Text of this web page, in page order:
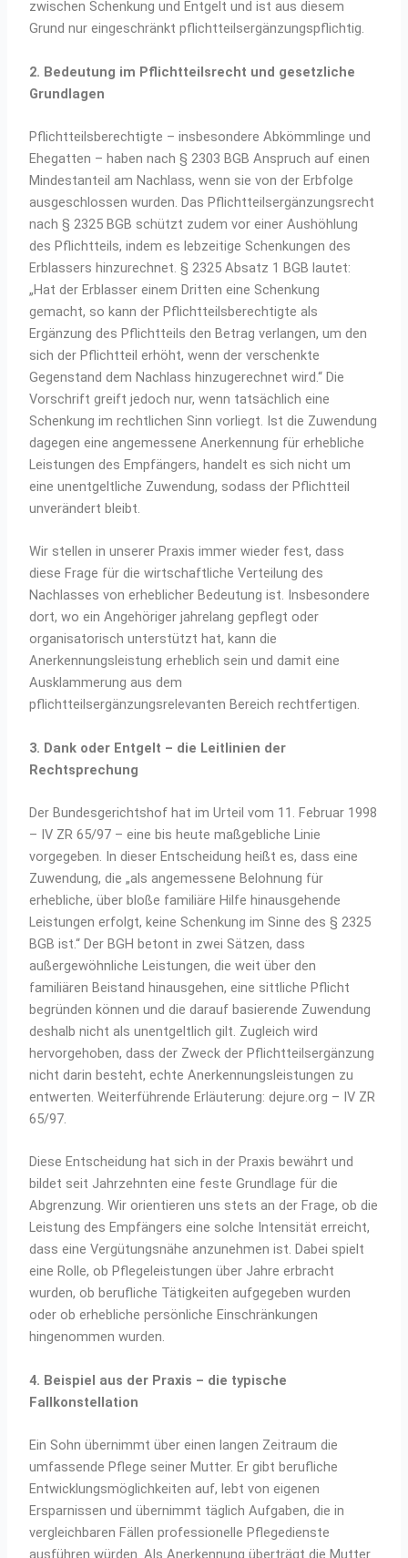
zwischen Schenkung und Entgelt und ist aus diesem
Grund nur eingeschränkt pflichtteilsergänzungspflichtig.
2. Bedeutung im Pflichtteilsrecht und gesetzliche
Grundlagen
Pflichtteilsberechtigte – insbesondere Abkömmlinge und
Ehegatten – haben nach § 2303 BGB Anspruch auf einen
Mindestanteil am Nachlass, wenn sie von der Erbfolge
ausgeschlossen wurden. Das Pflichtteilsergänzungsrecht
nach § 2325 BGB schützt zudem vor einer Aushöhlung
des Pflichtteils, indem es lebzeitige Schenkungen des
Erblassers hinzurechnet. § 2325 Absatz 1 BGB lautet:
„Hat der Erblasser einem Dritten eine Schenkung
gemacht, so kann der Pflichtteilsberechtigte als
Ergänzung des Pflichtteils den Betrag verlangen, um den
sich der Pflichtteil erhöht, wenn der verschenkte
Gegenstand dem Nachlass hinzugerechnet wird.“ Die
Vorschrift greift jedoch nur, wenn tatsächlich eine
Schenkung im rechtlichen Sinn vorliegt. Ist die Zuwendung
dagegen eine angemessene Anerkennung für erhebliche
Leistungen des Empfängers, handelt es sich nicht um
eine unentgeltliche Zuwendung, sodass der Pflichtteil
unverändert bleibt.
Wir stellen in unserer Praxis immer wieder fest, dass
diese Frage für die wirtschaftliche Verteilung des
Nachlasses von erheblicher Bedeutung ist. Insbesondere
dort, wo ein Angehöriger jahrelang gepflegt oder
organisatorisch unterstützt hat, kann die
Anerkennungsleistung erheblich sein und damit eine
Ausklammerung aus dem
pflichtteilsergänzungsrelevanten Bereich rechtfertigen.
3. Dank oder Entgelt – die Leitlinien der
Rechtsprechung
Der Bundesgerichtshof hat im Urteil vom 11. Februar 1998
– IV ZR 65/97 – eine bis heute maßgebliche Linie
vorgegeben. In dieser Entscheidung heißt es, dass eine
Zuwendung, die „als angemessene Belohnung für
erhebliche, über bloße familiäre Hilfe hinausgehende
Leistungen erfolgt, keine Schenkung im Sinne des § 2325
BGB ist.“ Der BGH betont in zwei Sätzen, dass
außergewöhnliche Leistungen, die weit über den
familiären Beistand hinausgehen, eine sittliche Pflicht
begründen können und die darauf basierende Zuwendung
deshalb nicht als unentgeltlich gilt. Zugleich wird
hervorgehoben, dass der Zweck der Pflichtteilsergänzung
nicht darin besteht, echte Anerkennungsleistungen zu
entwerten. Weiterführende Erläuterung: dejure.org – IV ZR
65/97.
Diese Entscheidung hat sich in der Praxis bewährt und
bildet seit Jahrzehnten eine feste Grundlage für die
Abgrenzung. Wir orientieren uns stets an der Frage, ob die
Leistung des Empfängers eine solche Intensität erreicht,
dass eine Vergütungsnähe anzunehmen ist. Dabei spielt
eine Rolle, ob Pflegeleistungen über Jahre erbracht
wurden, ob berufliche Tätigkeiten aufgegeben wurden
oder ob erhebliche persönliche Einschränkungen
hingenommen wurden.
4. Beispiel aus der Praxis – die typische
Fallkonstellation
Ein Sohn übernimmt über einen langen Zeitraum die
umfassende Pflege seiner Mutter. Er gibt berufliche
Entwicklungsmöglichkeiten auf, lebt von eigenen
Ersparnissen und übernimmt täglich Aufgaben, die in
vergleichbaren Fällen professionelle Pflegedienste
ausführen würden. Als Anerkennung überträgt die Mutter